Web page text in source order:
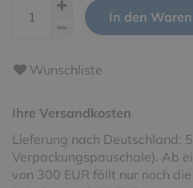
In den
Wunschliste
Ihre Versandkosten
Lieferung nach Deutschland:
Verpackungspauschale). Ab
von 300 EUR fällt nur noch